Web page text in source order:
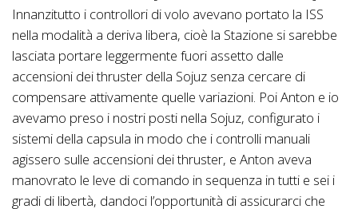
Innanzitutto i controllori di volo avevano portato la ISS
nella modalità a deriva libera, cioè la Stazione si sarebbe
lasciata portare leggermente fuori assetto dalle
accensioni dei thruster della Sojuz senza cercare di
compensare attivamente quelle variazioni. Poi Anton e io
avevamo preso i nostri posti nella Sojuz, configurato i
sistemi della capsula in modo che i controlli manuali
agissero sulle accensioni dei thruster, e Anton aveva
manovrato le leve di comando in sequenza in tutti e sei i
gradi di libertà, dandoci l’opportunità di assicurarci che